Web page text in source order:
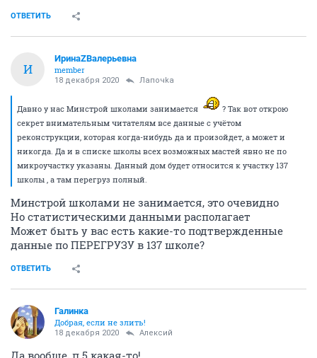
ОТВЕТИТЬ
И
ИринаZВалерьевна
member
18 декабря 2020 Лапочkа
Давно у нас Минстрой школами занимается
? Так вот открою
секрет внимательным читателям все данные с учётом
реконструкции, которая когда-нибудь да и произойдет, а может и
никогда. Да и в списке школы всех возможных мастей явно не по
микроучастку указаны. Данный дом будет относится к участку 137
школы , а там перегруз полный.
Минстрой школами не занимается, это очевидно
Но статистическими данными располагает
Может быть у вас есть какие-то подтвержденные
данные по ПЕРЕГРУЗУ в 137 школе?
ОТВЕТИТЬ
Галинка
Добрая, если не злить!
18 декабря 2020 Алексий
Да вообще, п.5 какая-то!